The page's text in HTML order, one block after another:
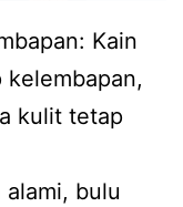
Kain
kulit tetap
alami, bulu